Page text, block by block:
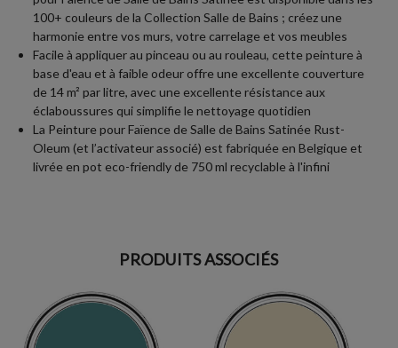
100+ couleurs de la Collection Salle de Bains ; créez une
harmonie entre vos murs, votre carrelage et vos meubles
Facile à appliquer au pinceau ou au rouleau, cette peinture à
base d'eau et à faible odeur offre une excellente couverture
de 14 m² par litre, avec une excellente résistance aux
éclaboussures qui simplifie le nettoyage quotidien
La Peinture pour Faïence de Salle de Bains Satinée Rust-
Oleum (et l’activateur associé) est fabriquée en Belgique et
livrée en pot eco-friendly de 750 ml recyclable à l'infini
PRODUITS ASSOCIÉS